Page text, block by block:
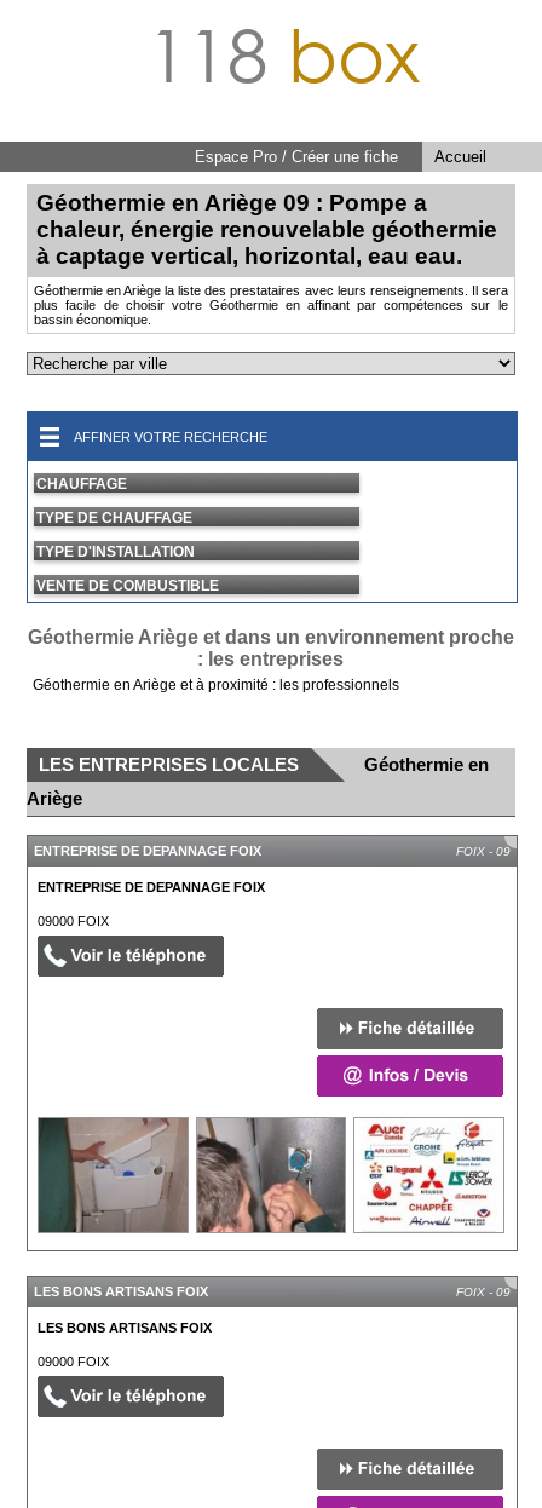
118 box
Accueil
Espace Pro / Créer une fiche
Géothermie en Ariège 09 : Pompe a
chaleur, énergie renouvelable géothermie
à captage vertical, horizontal, eau eau.
Géothermie en Ariège la liste des prestataires avec leurs renseignements. Il sera
plus facile de choisir votre Géothermie en affinant par compétences sur le
bassin économique.
AFFINER VOTRE RECHERCHE
CHAUFFAGE
TYPE DE CHAUFFAGE
TYPE D'INSTALLATION
VENTE DE COMBUSTIBLE
Géothermie Ariège et dans un environnement proche
: les entreprises
Géothermie en Ariège et à proximité : les professionnels
LES ENTREPRISES LOCALES
Géothermie en
Ariège
ENTREPRISE DE DEPANNAGE FOIX FOIX - 09
ENTREPRISE DE DEPANNAGE FOIX
09000FOIX
LES BONS ARTISANS FOIX FOIX - 09
LES BONS ARTISANS FOIX
09000FOIX